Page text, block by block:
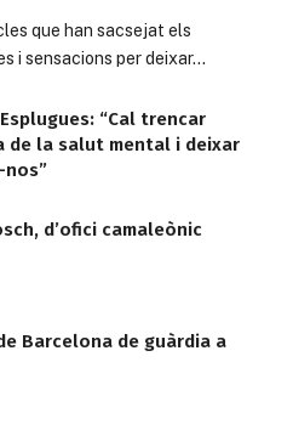
que han sacsejat els
i sensacions per deixar…
“Cal trencar
de la salut mental i deixar
d’ofici camaleònic
Barcelona de guàrdia a